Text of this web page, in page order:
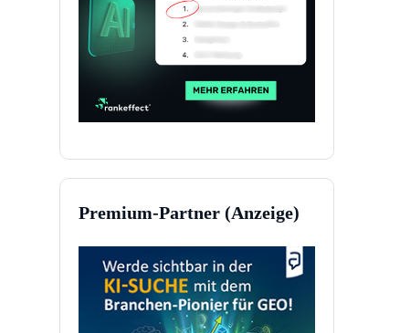
Premium-Partner (Anzeige)